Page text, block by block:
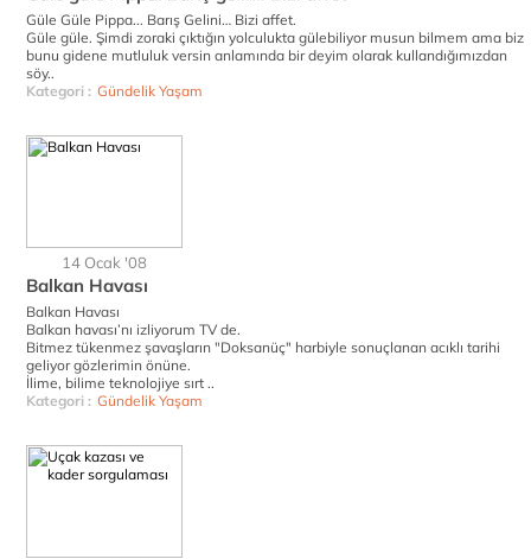
Güle Güle Pippa... Barış Gelini… Bizi affet.
Güle güle. Şimdi zoraki çıktığın yolculukta gülebiliyor musun bilmem ama biz
bunu gidene mutluluk versin anlamında bir deyim olarak kullandığımızdan
söy..
Kategori : Gündelik Yaşam
14 Ocak '08
Balkan Havası
Balkan Havası
Balkan havası’nı izliyorum TV de.
Bitmez tükenmez şavaşların "Doksanüç" harbiyle sonuçlanan acıklı tarihi
geliyor gözlerimin önüne.
İlime, bilime teknolojiye sırt ..
Kategori : Gündelik Yaşam